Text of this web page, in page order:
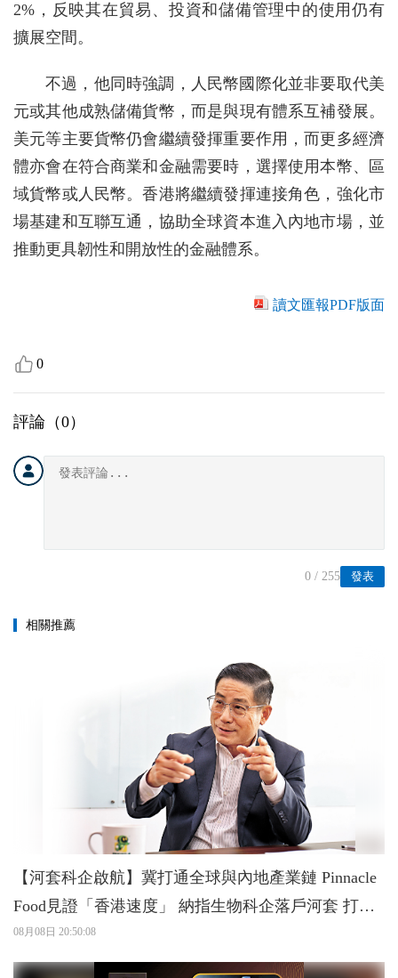
2%，反映其在貿易、投資和儲備管理中的使用仍有
擴展空間。
不過，他同時強調，人民幣國際化並非要取代美
元或其他成熟儲備貨幣，而是與現有體系互補發展。
美元等主要貨幣仍會繼續發揮重要作用，而更多經濟
體亦會在符合商業和金融需要時，選擇使用本幣、區
域貨幣或人民幣。香港將繼續發揮連接角色，強化市
場基建和互聯互通，協助全球資本進入內地市場，並
推動更具韌性和開放性的金融體系。
讀文匯報PDF版面
0
評論（0）
發表
0 / 255
相關推薦
【河套科企啟航】冀打通全球與內地產業鏈 Pinnacle
Food見證「香港速度」 納指生物科企落戶河套 打造
灣區「細胞工廠」
08月08日 20:50:08